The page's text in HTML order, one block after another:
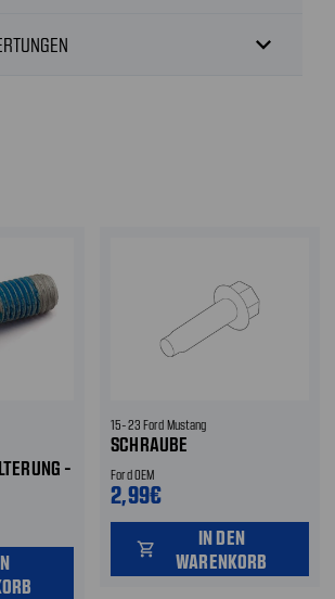
expand_more
-
15-23 Ford Mustang
SCHRAUBE
Ford OEM
2,99€
shopping_cart
IN DEN
WARENKORB